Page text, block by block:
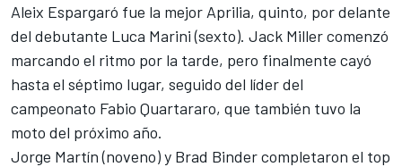
Aleix Espargaró fue la mejor Aprilia, quinto, por delante
del debutante Luca Marini (sexto). Jack Miller comenzó
marcando el ritmo por la tarde, pero finalmente cayó
hasta el séptimo lugar, seguido del líder del
campeonato Fabio Quartararo, que también tuvo la
moto del próximo año.
Jorge Martín (noveno) y Brad Binder completaron el top